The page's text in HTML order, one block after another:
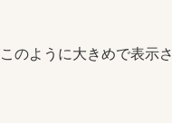
のように大きめで表示さ